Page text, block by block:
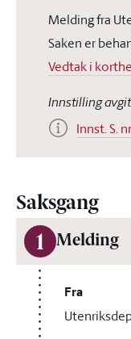
Melding fra
Saken er
Vedtak i
Innstilling
Innst. S.
Saksgang
1 Melding
Fra